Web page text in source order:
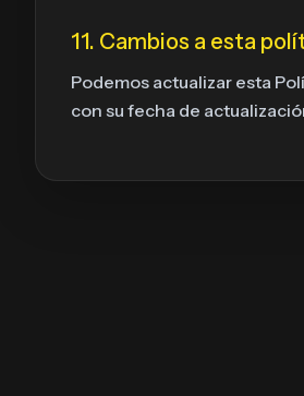
11. Cambios a esta
Podemos actualizar esta
con su fecha de